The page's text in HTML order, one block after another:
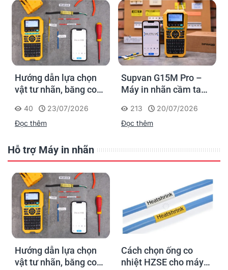
Hướng dẫn lựa chọn
vật tư nhãn, băng co
Supvan G15M Pro
40
23/07/2026
Đọc thêm
Supvan G15M Pro –
Máy in nhãn cầm tay
dấu một lần, tra cứu
trọn đời công trình
213
20/07/2026
Đọc thêm
Hỗ trợ Máy in nhãn
Hướng dẫn lựa chọn
vật tư nhãn, băng co
Cách chọn ống co
nhiệt HZSE cho máy in